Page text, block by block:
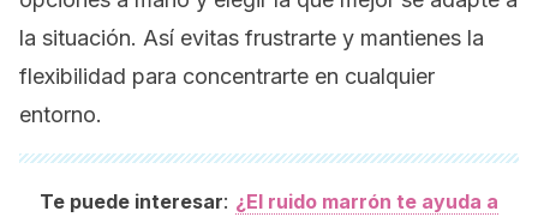
la situación. Así evitas frustrarte y mantienes la
flexibilidad para concentrarte en cualquier
entorno.
Te puede interesar: ¿El ruido marrón te ayuda a